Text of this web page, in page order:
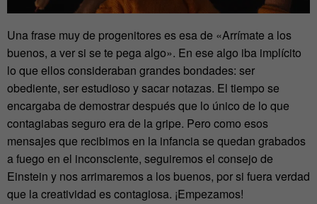
Una frase muy de progenitores es esa de «Arrímate a los
buenos, a ver si se te pega algo». En ese algo iba implícito
lo que ellos consideraban grandes bondades: ser
obediente, ser estudioso y sacar notazas. El tiempo se
encargaba de demostrar después que lo único de lo que
contagiabas seguro era de la gripe. Pero como esos
mensajes que recibimos en la infancia se quedan grabados
a fuego en el inconsciente, seguiremos el consejo de
Einstein y nos arrimaremos a los buenos, por si fuera verdad
que la creatividad es contagiosa. ¡Empezamos!